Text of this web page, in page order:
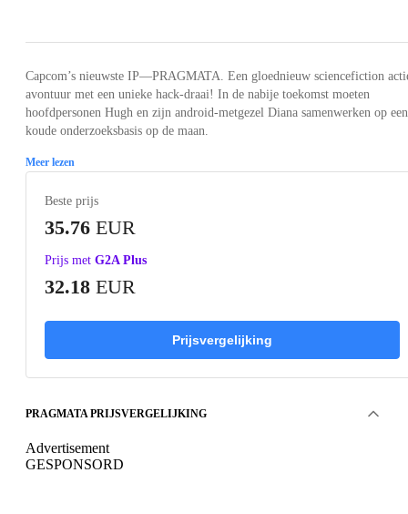
Capcom’s nieuwste IP—PRAGMATA. Een gloednieuw sciencefiction
avontuur met een unieke hack-draai! In de nabije toekomst moeten
hoofdpersonen Hugh en zijn android-metgezel Diana samenwerken op een
koude onderzoeksbasis op de maan.
Meer lezen
Beste prijs
35.76 EUR
Prijs met G2A Plus
32.18 EUR
Prijsvergelijking
PRAGMATA PRIJSVERGELIJKING
Advertisement
GESPONSORD